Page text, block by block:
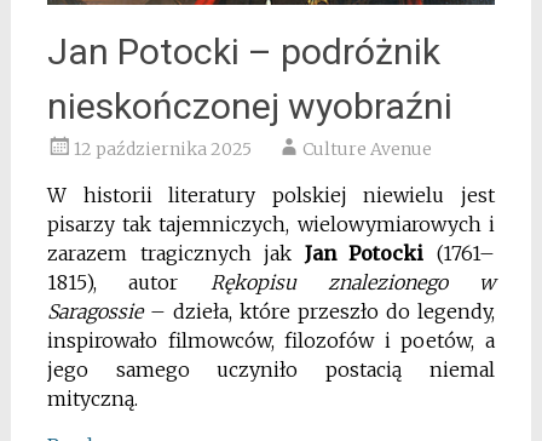
Jan Potocki – podróżnik
nieskończonej wyobraźni
12 października 2025 Culture Avenue
W historii literatury polskiej niewielu jest
pisarzy tak tajemniczych, wielowymiarowych i
zarazem tragicznych jak Jan Potocki (1761–
1815), autor Rękopisu znalezionego w
Saragossie– dzieła, które przeszło do legendy,
inspirowało filmowców, filozofów i poetów, a
jego samego uczyniło postacią niemal
mityczną.